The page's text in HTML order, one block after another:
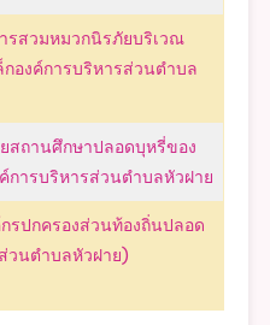
รสวมหมวกนิรภัยบริเวณ
องค์การบริหารส่วนตำบล
สถานศึกษาปลอดบุหรี่ของ
การบริหารส่วนตำบลหัวฝาย
รปกครองส่วนท้องถิ่นปลอด
วนตำบลหัวฝาย)